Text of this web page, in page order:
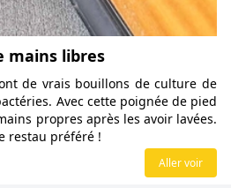
mains libres
de vrais bouillons de culture de
Avec cette poignée de pied
propres après les avoir lavées.
restau préféré !
Aller voir